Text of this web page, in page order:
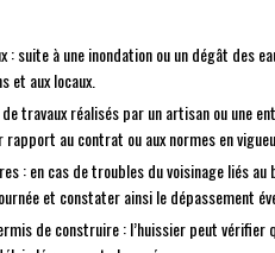
: suite à une inondation ou un dégât des
et aux locaux.
travaux réalisés par un artisan ou une
au contrat ou aux normes en
: en cas de troubles du voisinage liés
et constater ainsi le dépassement
de construire : l’huissier peut